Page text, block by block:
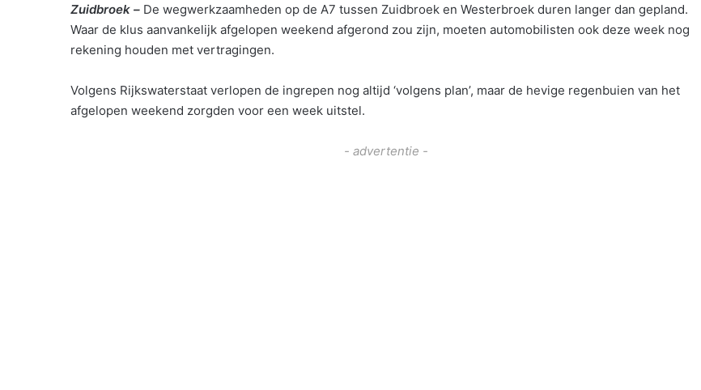
Zuidbroek – De wegwerkzaamheden op de A7 tussen Zuidbroek en Westerbroek duren langer dan gepland.
Waar de klus aanvankelijk afgelopen weekend afgerond zou zijn, moeten automobilisten ook deze week nog
rekening houden met vertragingen.
Volgens Rijkswaterstaat verlopen de ingrepen nog altijd ‘volgens plan’, maar de hevige regenbuien van het
afgelopen weekend zorgden voor een week uitstel.
- advertentie -